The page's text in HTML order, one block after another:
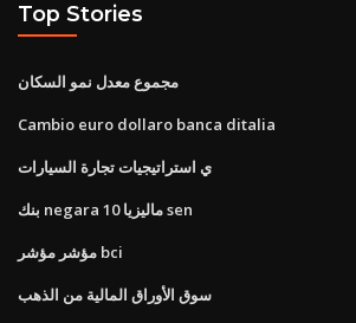
Top Stories
مجموع معدل نمو السكان
Cambio euro dollaro banca ditalia
ي استراتيجيات تجارة السيارات
بنك negara ماليزيا 10 sen
مؤشر مؤشر bci
سوق الأوراق المالية من الذهب